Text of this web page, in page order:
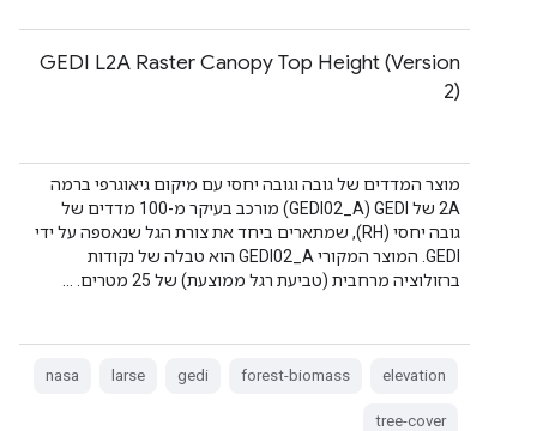
GEDI L2A Raster Canopy Top Height (Version
2)
מוצר המדדים של גובה וגובה יחסי עם מיקום גיאוגרפי ברמה
2A של GEDI‏ (GEDI02_A) מורכב בעיקר מ-100 מדדים של
גובה יחסי (RH), שמתארים ביחד את צורת הגל שנאספה על ידי
GEDI. המוצר המקורי GEDI02_A הוא טבלה של נקודות
ברזולוציה מרחבית (טביעת רגל ממוצעת) של 25 מטרים. …
elevation
forest-biomass
gedi
larse
nasa
tree-cover